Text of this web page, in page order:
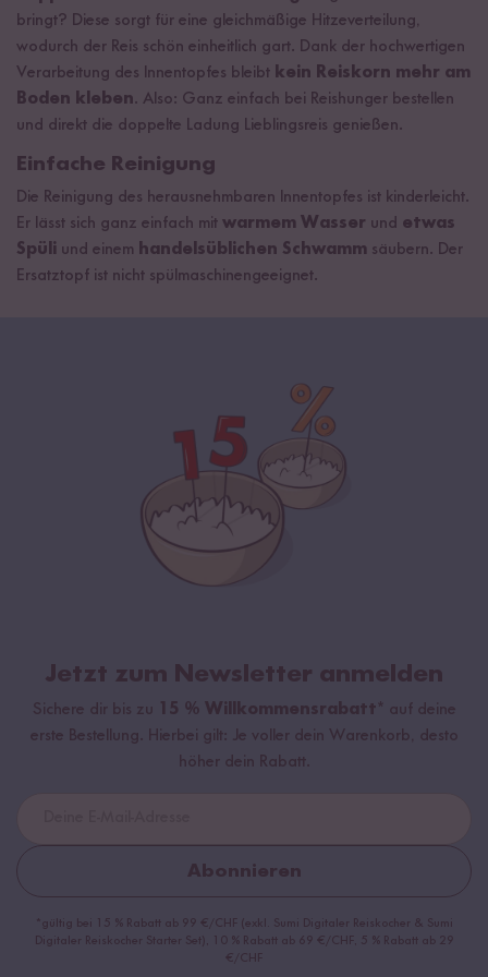
bringt? Diese sorgt für eine gleichmäßige Hitzeverteilung,
wodurch der Reis schön einheitlich gart. Dank der hochwertigen
Verarbeitung des Innentopfes bleibt kein Reiskorn mehr am
Boden kleben. Also: Ganz einfach bei Reishunger bestellen
und direkt die doppelte Ladung Lieblingsreis genießen.
Einfache Reinigung
Die Reinigung des herausnehmbaren Innentopfes ist kinderleicht.
Er lässt sich ganz einfach mit warmem Wasser und etwas
Spüli und einem handelsüblichen Schwamm säubern. Der
Ersatztopf ist nicht spülmaschinengeeignet.
Jetzt zum Newsletter anmelden
Sichere dir bis zu 15 % Willkommensrabatt* auf deine
erste Bestellung. Hierbei gilt: Je voller dein Warenkorb, desto
höher dein Rabatt.
Abonnieren
*gültig bei 15 % Rabatt ab 99 €/CHF (exkl. Sumi Digitaler Reiskocher & Sumi
Digitaler Reiskocher Starter Set), 10 % Rabatt ab 69 €/CHF, 5 % Rabatt ab 29
€/CHF